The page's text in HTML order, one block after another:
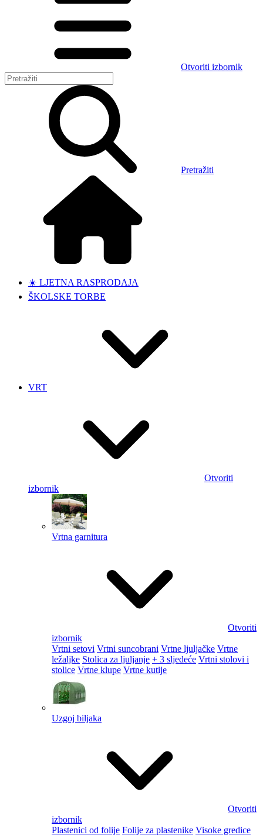
Otvoriti izbornik
Pretražiti
☀️ LJETNA RASPRODAJA
ŠKOLSKE TORBE
VRT
Otvoriti
izbornik
Vrtna garnitura
Otvoriti
izbornik
Vrtni setovi Vrtni suncobrani Vrtne ljuljačke Vrtne
ležaljke Stolica za ljuljanje + 3 sljedeće Vrtni stolovi i
stolice Vrtne klupe Vrtne kutije
Uzgoj biljaka
Otvoriti
izbornik
Plastenici od folije Folije za plastenike Visoke gredice